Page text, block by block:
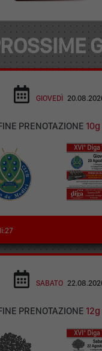
GIOVEDÌ
PRENOTAZIONE
SABATO
PRENOTAZIONE